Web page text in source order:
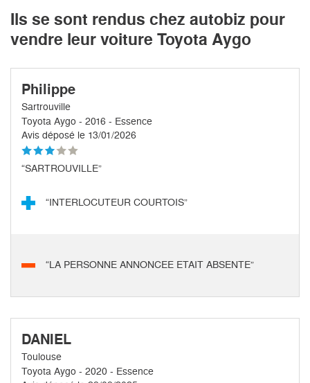
Ils se sont rendus chez autobiz pour
vendre leur voiture Toyota Aygo
Philippe
Sartrouville
Toyota Aygo - 2016 - Essence
Avis déposé le 13/01/2026
“SARTROUVILLE”
“INTERLOCUTEUR COURTOIS”
“LA PERSONNE ANNONCEE ETAIT ABSENTE”
DANIEL
Toulouse
Toyota Aygo - 2020 - Essence